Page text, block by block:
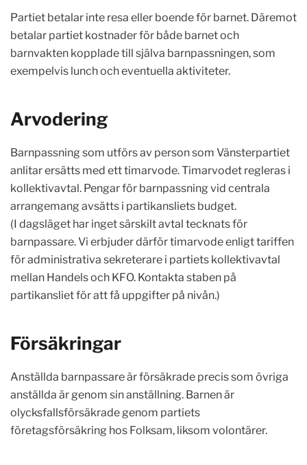
Partiet betalar inte resa eller boende för barnet. Däremot
betalar partiet kostnader för både barnet och
barnvakten kopplade till själva barnpassningen, som
exempelvis lunch och eventuella aktiviteter.
Arvodering
Barnpassning som utförs av person som Vänsterpartiet
anlitar ersätts med ett timarvode. Timarvodet regleras i
kollektivavtal. Pengar för barnpassning vid centrala
arrangemang avsätts i partikansliets budget.
(I dagsläget har inget särskilt avtal tecknats för
barnpassare. Vi erbjuder därför timarvode enligt tariffen
för administrativa sekreterare i partiets kollektivavtal
mellan Handels och KFO. Kontakta staben på
partikansliet för att få uppgifter på nivån.)
Försäkringar
Anställda barnpassare är försäkrade precis som övriga
anställda är genom sin anställning. Barnen är
olycksfallsförsäkrade genom partiets
företagsförsäkring hos Folksam, liksom volontärer.